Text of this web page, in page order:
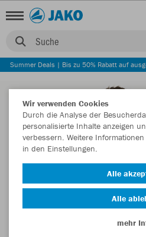
Suche
Summer Deals | Bis zu 50% Rabatt auf
Wir verwenden Cookies
Durch die Analyse der
personalisierte Inhalte anzeigen
verbessern. Weitere
in den Einstellungen.
Alle
Alle
mehr